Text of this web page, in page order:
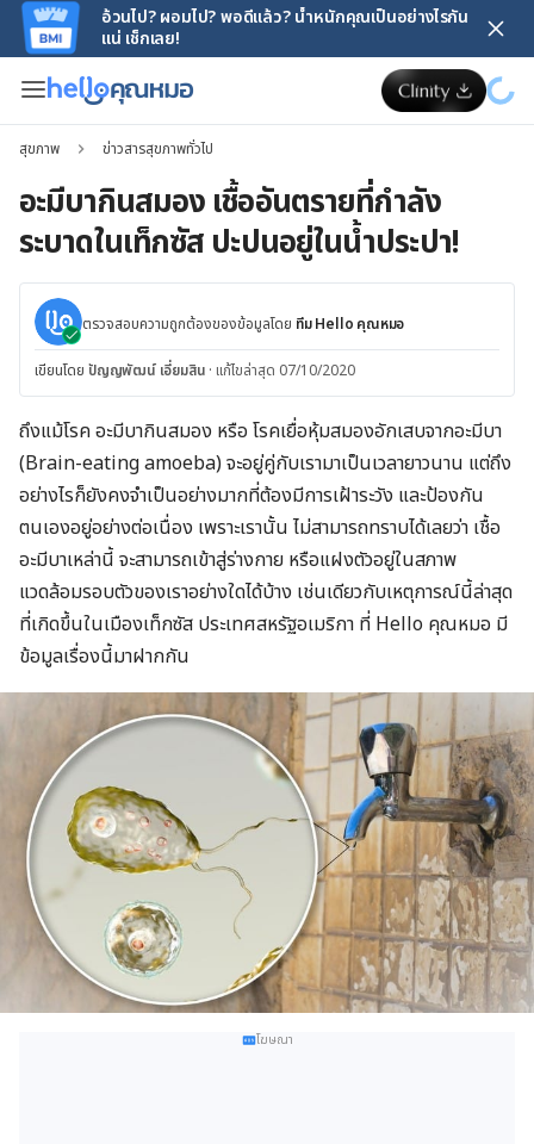
อ้วนไป? ผอมไป? พอดีแล้ว? น้ำหนักคุณเป็นอย่างไรกัน
แน่ เช็กเลย!
สุขภาพ ข่าวสารสุขภาพทั่วไป
อะมีบากินสมอง เชื้ออันตรายที่กำลัง
ระบาดในเท็กซัส ปะปนอยู่ในน้ำประปา!
ตรวจสอบความถูกต้องของข้อมูลโดย ทีม Hello คุณหมอ
เขียนโดย ปัญญพัฒน์ เอี่ยมสิน · แก้ไขล่าสุด 07/10/2020
ถึงแม้โรค อะมีบากินสมอง หรือ โรคเยื่อหุ้มสมองอักเสบจากอะมีบา
(Brain-eating amoeba) จะอยู่คู่กับเรามาเป็นเวลายาวนาน แต่ถึง
อย่างไรก็ยังคงจำเป็นอย่างมากที่ต้องมีการเฝ้าระวัง และป้องกัน
ตนเองอยู่อย่างต่อเนื่อง เพราะเรานั้น ไม่สามารถทราบได้เลยว่า เชื้อ
อะมีบาเหล่านี้ จะสามารถเข้าสู่ร่างกาย หรือแฝงตัวอยู่ในสภาพ
แวดล้อมรอบตัวของเราอย่างใดได้บ้าง เช่นเดียวกับเหตุการณ์นี้ล่าสุด
ที่เกิดขึ้นในเมืองเท็กซัส ประเทศสหรัฐอเมริกา ที่ Hello คุณหมอ มี
ข้อมูลเรื่องนี้มาฝากกัน
โฆษณา